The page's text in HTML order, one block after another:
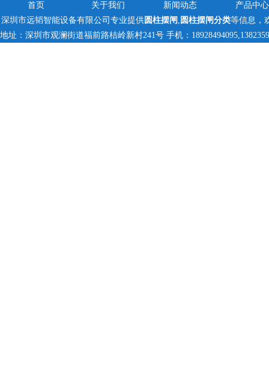
首页 关于我们 新闻动态
产品中心
深圳市远韬智能设备有限公司专业提供圆柱摆闸 , 圆柱摆闸分类等信息，
地址：深圳市观澜街道福前路桔岭新村241号 手机：